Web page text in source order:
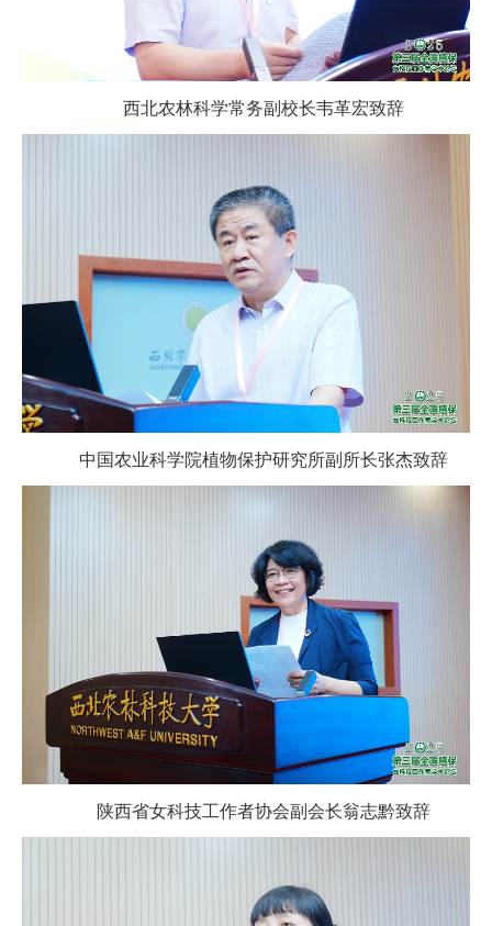
西北农林科学常务副校长韦革宏致辞
中国农业科学院植物保护研究所副所长张杰致辞
陕西省女科技工作者协会副会长翁志黔致辞